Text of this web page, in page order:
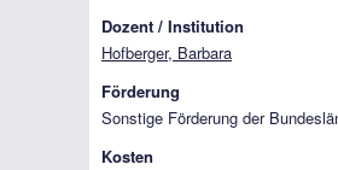
Dozent / Institution
Hofberger, Barbara
Förderung
Sonstige Förderung der
Kosten